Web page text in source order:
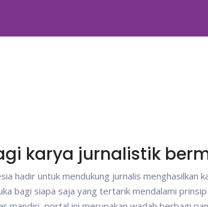
karya jurnalistik
hadir untuk mendukung jurnalis menghasilkan
bagi siapa saja yang tertarik mendalami